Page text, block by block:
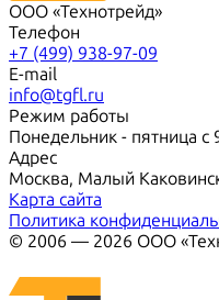
ООО «Технотрейд»
Телефон
+7 (499) 938-97-09
E-mail
info@tgfl.ru
Режим работы
Понедельник - пятница с
Адрес
Москва, Малый
Карта сайта
Политика
© 2006 — 2026 ООО